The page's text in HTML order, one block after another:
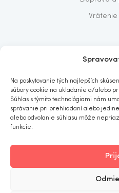
Na poskytovanie tých najlepších
súbory cookie na ukladanie a/alebo
Súhlas s týmito technológiami nám
správanie pri prehliadaní alebo
alebo odvolanie súhlasu môže
funkcie.
ITOMNIA .